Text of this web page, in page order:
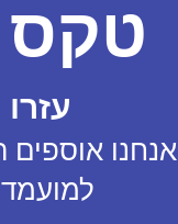
טקס
אנחנו אוספים